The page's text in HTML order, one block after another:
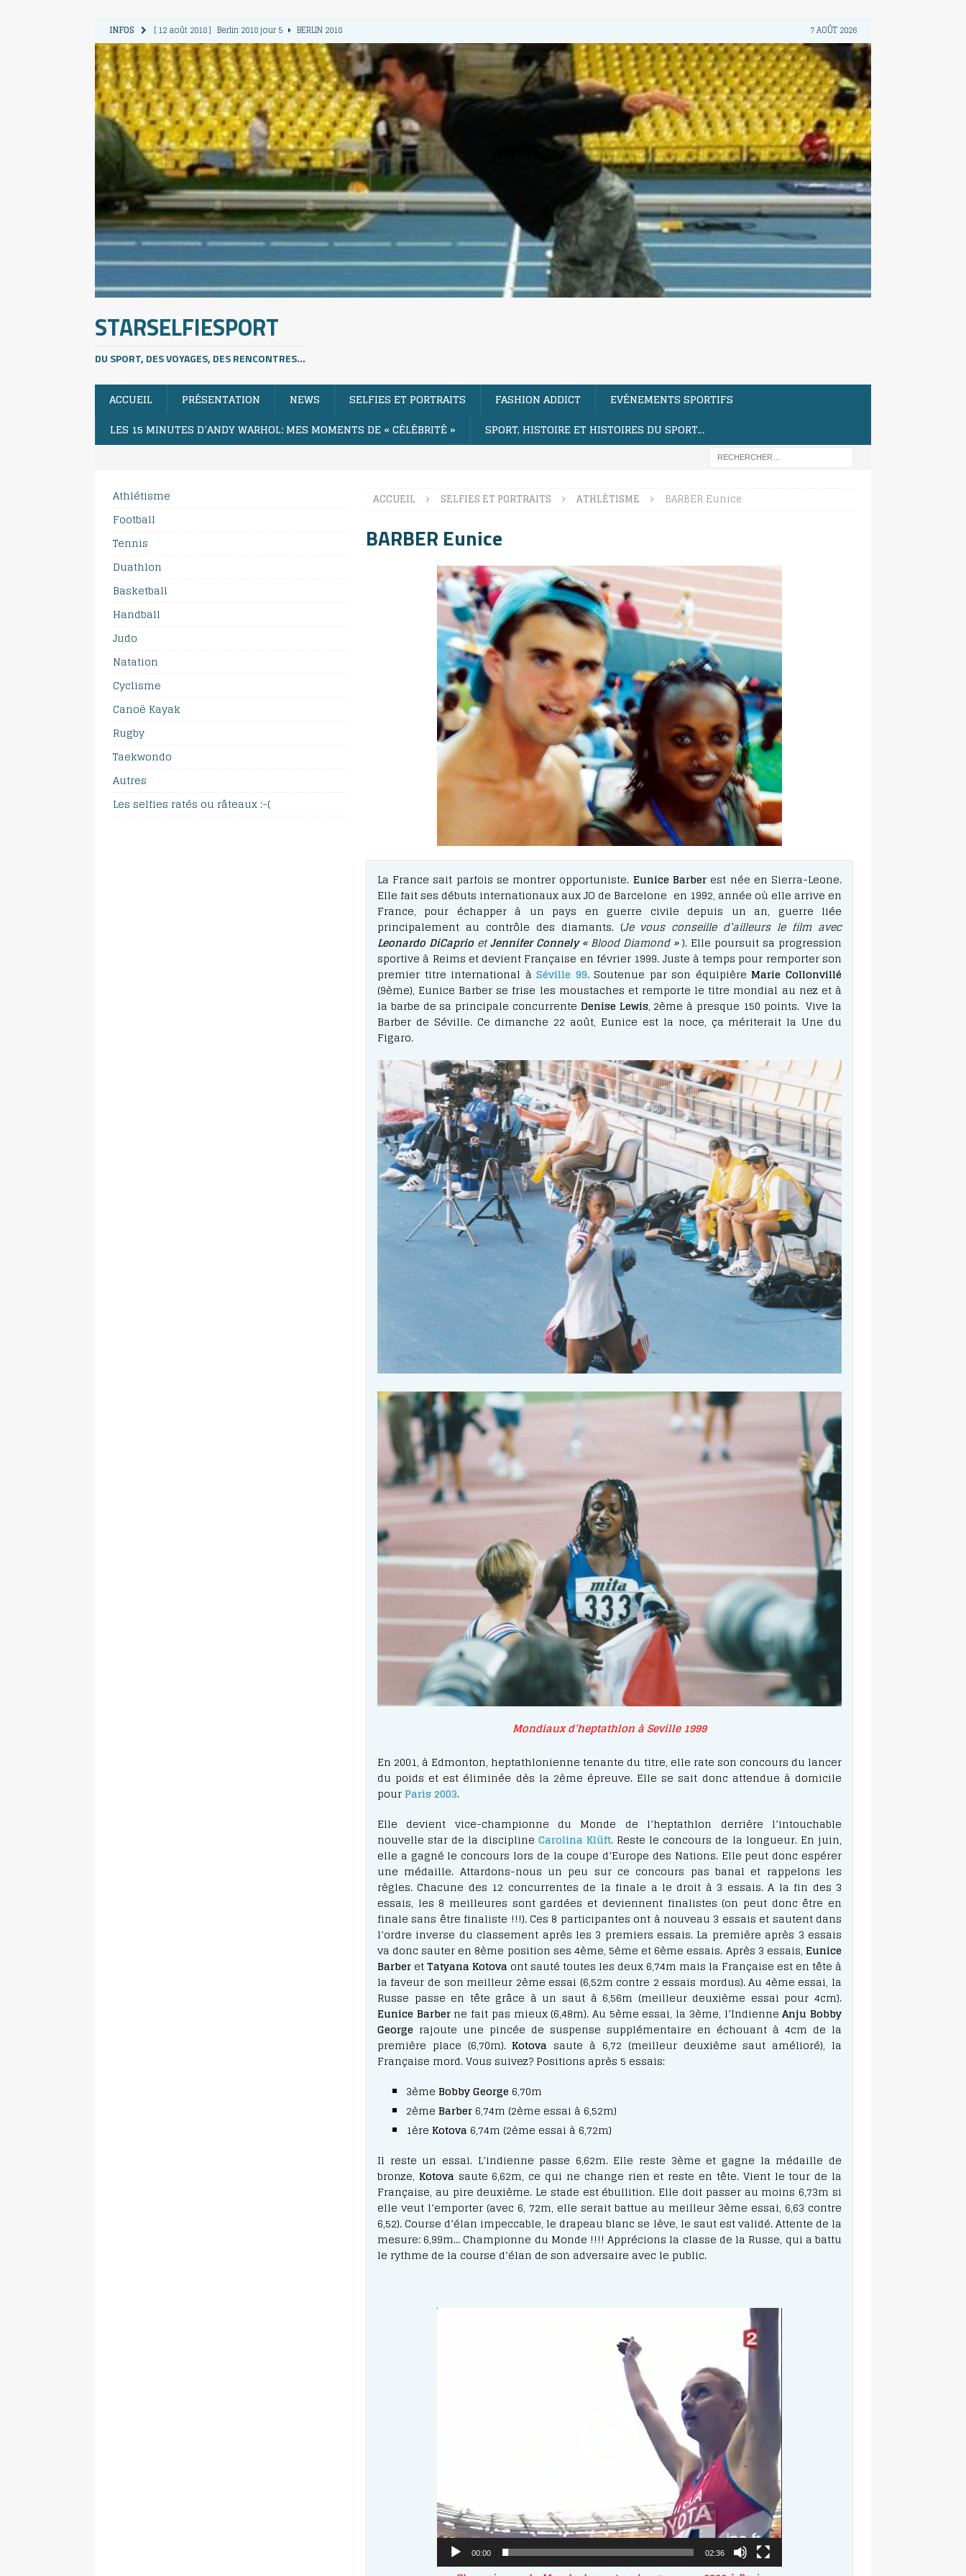
INFOS [ 11 août 2018 ] Berlin 2018 jour 4
BERLIN 2018
[ 10 août 2018 ] Berlin 2018 Jour 3
BERLIN 2018
[ 9 août 2018 ] Berlin 2018 jour 2
BERLIN 2018
[ 13 août 2018 ] Berlin 2018 jour 6
BERLIN 2018
[ 12 août 2018 ] Berlin 2018 jour 5 BERLIN 2018
7 AOÛT 2026
STARSELFIESPORT
DU SPORT, DES VOYAGES, DES RENCONTRES...
ACCUEIL PRÉSENTATION NEWS SELFIES ET PORTRAITS FASHION ADDICT
EVÉNEMENTS SPORTIFS
LES 15 MINUTES D’ANDY WARHOL: MES MOMENTS DE « CÉLÉBRITÉ »
SPORT, HISTOIRE ET HISTOIRES DU SPORT…
ACCUEIL SELFIES ET PORTRAITS ATHLÉTISME BARBER Eunice
BARBER Eunice
La France sait parfois se montrer opportuniste. Eunice Barber est née en Sierra-Leone.
Elle fait ses débuts internationaux aux JO de Barcelone en 1992, année où elle arrive en
France, pour échapper à un pays en guerre civile depuis un an, guerre liée
principalement au contrôle des diamants. (Je vous conseille d’ailleurs le film avec
Leonardo DiCaprioetJennifer Connely« Blood Diamond »). Elle poursuit sa progression
sportive à Reims et devient Française en février 1999. Juste à temps pour remporter son
premier titre international àSéville 99. Soutenue par son équipièreMarie Collonvillé
(9ème), Eunice Barber se frise les moustaches et remporte le titre mondial au nez et à
la barbe de sa principale concurrente Denise Lewis, 2ème à presque 150 points. Vive la
Barber de Séville. Ce dimanche 22 août, Eunice est la noce, ça mériterait la Une du
Figaro.
Mondiaux d’heptathlon à Seville 1999
En 2001, à Edmonton, heptathlonienne tenante du titre, elle rate son concours du lancer
du poids et est éliminée dès la 2ème épreuve. Elle se sait donc attendue à domicile
pourParis 2003.
Elle devient vice-championne du Monde de l’heptathlon derrière l’intouchable
nouvelle star de la discipline Carolina Klüft. Reste le concours de la longueur. En juin,
elle a gagné le concours lors de la coupe d’Europe des Nations. Elle peut donc espérer
une médaille. Attardons-nous un peu sur ce concours pas banal et rappelons les
règles. Chacune des 12 concurrentes de la finale a le droit à 3 essais. A la fin des 3
essais, les 8 meilleures sont gardées et deviennent finalistes (on peut donc être en
finale sans être finaliste !!!). Ces 8 participantes ont à nouveau 3 essais et sautent dans
l’ordre inverse du classement après les 3 premiers essais. La première après 3 essais
va donc sauter en 8ème position ses 4ème, 5ème et 6ème essais. Après 3 essais, Eunice
BarberetTatyana Kotova ont sauté toutes les deux 6,74m mais la Française est en tête à
la faveur de son meilleur 2ème essai (6,52m contre 2 essais mordus). Au 4ème essai, la
Russe passe en tête grâce à un saut à 6,56m (meilleur deuxième essai pour 4cm).
Eunice Barberne fait pas mieux (6,48m). Au 5ème essai, la 3ème, l’IndienneAnju Bobby
George rajoute une pincée de suspense supplémentaire en échouant à 4cm de la
première place (6,70m).Kotova saute à 6,72 (meilleur deuxième saut amélioré), la
Française mord. Vous suivez? Positions après 5 essais:
3ème Bobby George 6,70m
2ème Barber6,74m (2ème essai à 6,52m)
1ère Kotova 6,74m (2ème essai à 6,72m)
Il reste un essai. L’indienne passe 6,62m. Elle reste 3ème et gagne la médaille de
bronze, Kotova saute 6,62m, ce qui ne change rien et reste en tête. Vient le tour de la
Française, au pire deuxième. Le stade est ébullition. Elle doit passer au moins 6,73m si
elle veut l’emporter (avec 6, 72m, elle serait battue au meilleur 3ème essai, 6,63 contre
6,52). Course d’élan impeccable, le drapeau blanc se lève, le saut est validé. Attente de la
mesure: 6,99m… Championne du Monde !!!! Apprécions la classe de la Russe, qui a battu
le rythme de la course d’élan de son adversaire avec le public.
00:00 02:36
Athlétisme
Football
Tennis
Duathlon
Basketball
Handball
Judo
Natation
Cyclisme
Canoë Kayak
Rugby
Taekwondo
Autres
Les selfies ratés ou râteaux :-(